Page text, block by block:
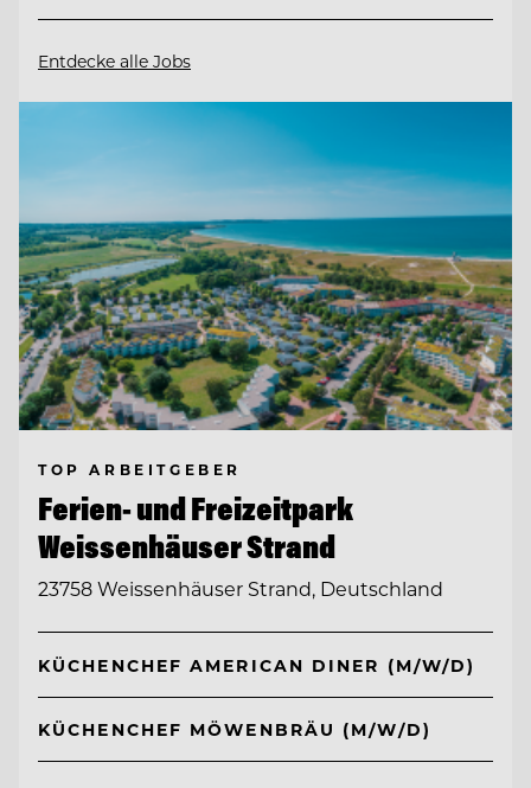
Entdecke alle Jobs
TOP ARBEITGEBER
Ferien- und Freizeitpark
Weissenhäuser Strand
23758 Weissenhäuser Strand, Deutschland
KÜCHENCHEF AMERICAN DINER (M/W/D)
KÜCHENCHEF MÖWENBRÄU (M/W/D)